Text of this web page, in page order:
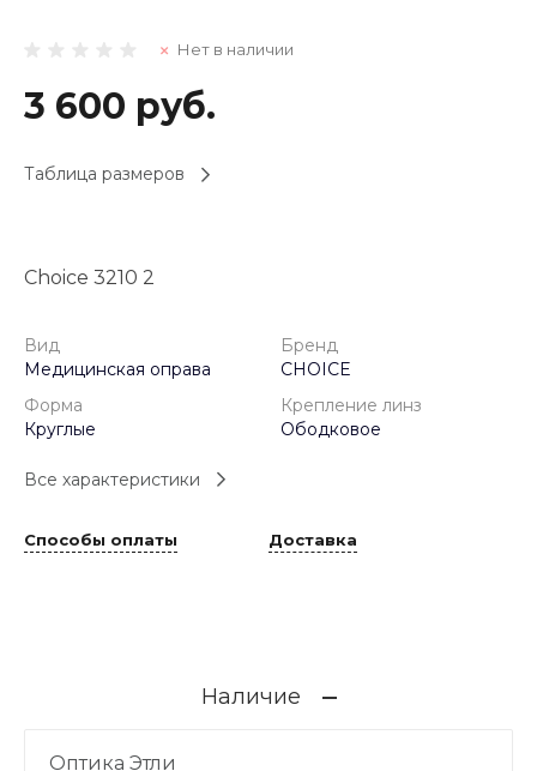
Нет в наличии
3 600 руб.
Таблица размеров
Choice 3210 2
Вид
Медицинская оправа
Бренд
CHOICE
Форма
Круглые
Крепление линз
Ободковое
Все характеристики
Способы оплаты Доставка
Наличие
Оптика Этли